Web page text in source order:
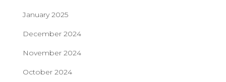
January 2025
December 2024
November 2024
October 2024